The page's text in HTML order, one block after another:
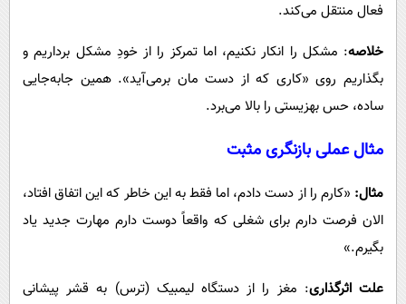
فعال منتقل می‌کند.
خلاصه: مشکل را انکار نکنیم، اما تمرکز را از خودِ مشکل برداریم و
بگذاریم روی «کاری که از دست مان برمی‌آید». همین جابه‌جایی
ساده، حس بهزیستی را بالا می‌برد.
مثال عملی بازنگری مثبت
مثال: «کارم را از دست دادم، اما فقط به این خاطر که این اتفاق افتاد،
الان فرصت دارم برای شغلی که واقعاً دوست دارم مهارت جدید یاد
بگیرم.»
علت اثرگذاری: مغز را از دستگاه لیمبیک (ترس) به قشر پیشانی